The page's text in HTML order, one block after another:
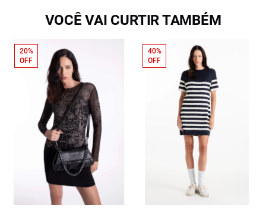
VOCÊ VAI CURTIR TAMBÉM
20%
OFF
40%
OFF